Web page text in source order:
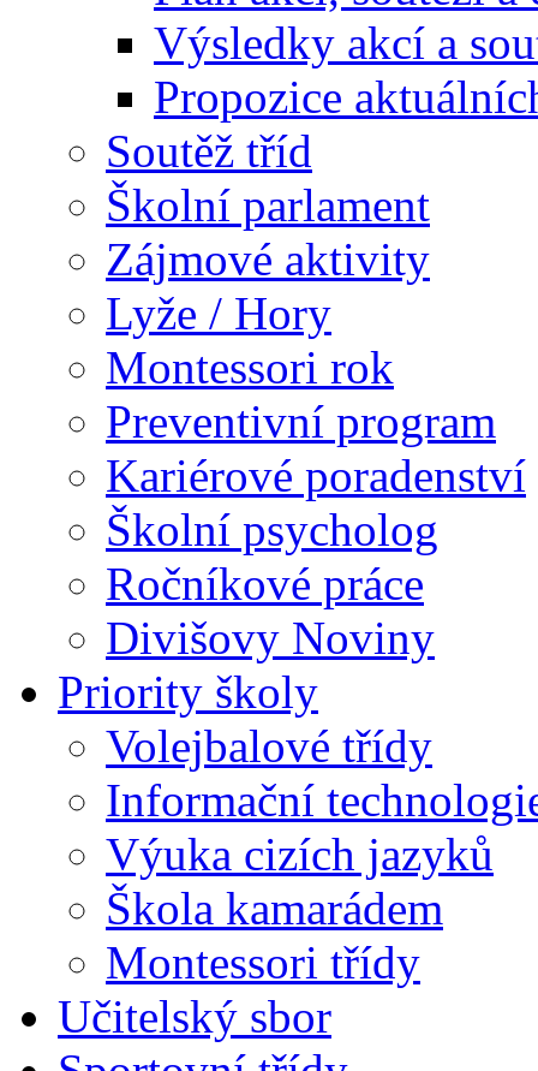
Výsledky akcí a
Propozice
Soutěž tříd
Školní parlament
Zájmové aktivity
Lyže / Hory
Montessori rok
Preventivní program
Kariérové poradenství
Školní psycholog
Ročníkové práce
Divišovy Noviny
Priority školy
Volejbalové třídy
Informační
Výuka cizích jazyků
Škola kamarádem
Montessori třídy
Učitelský sbor